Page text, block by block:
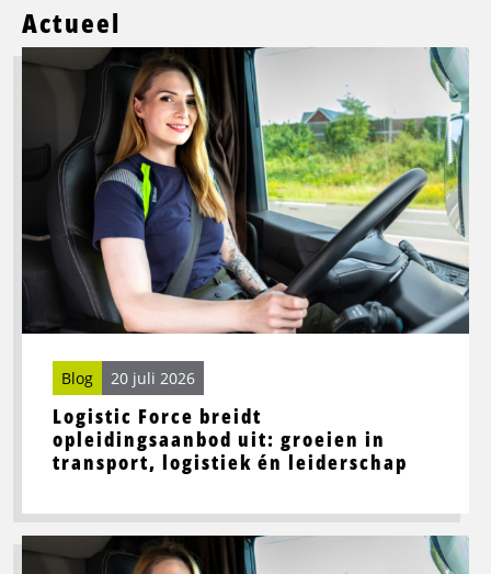
Actueel
Logistic Force breidt
opleidingsaanbod uit: groeien in
transport, logistiek én leiderschap
Blog 20 juli 2026
Lees
Logistic
Force
breidt
opleidingsaanbod
uit:
groeien
in
transport,
leiderschap
Lees